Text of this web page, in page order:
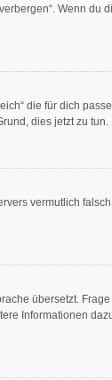
Wenn du
die für dich
dies jetzt zu tun.
vermutlich
übersetzt.
Informationen